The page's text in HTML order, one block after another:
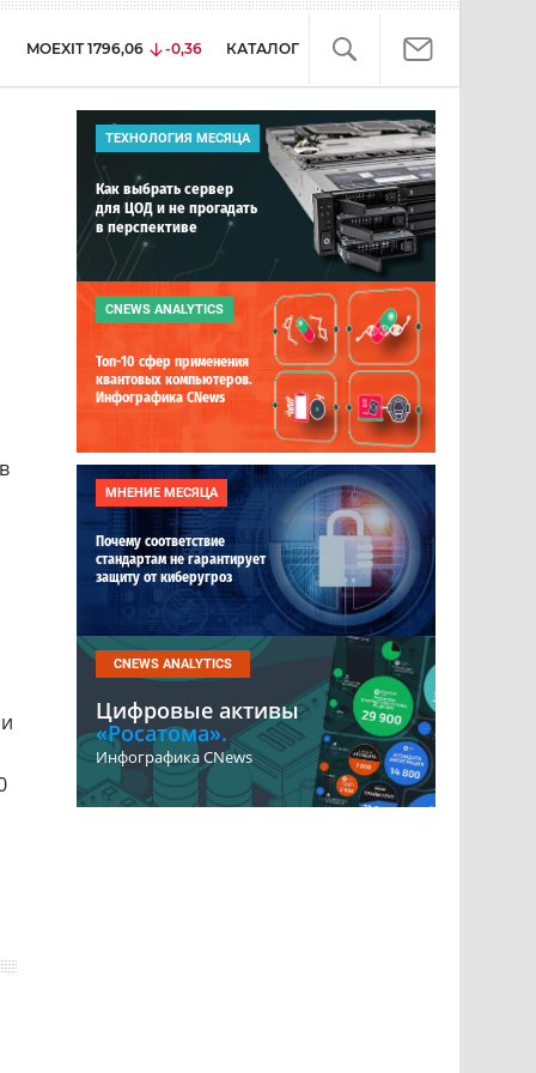
MOEXIT 1796,06 -0,36 КАТАЛОГ
ТЕХНОЛОГИЯ МЕСЯЦА
Как выбрать сервер
для ЦОД и не прогадать
в перспективе
CNEWS ANALYTICS
Топ-10 сфер применения
квантовых компьютеров.
Инфографика CNews
МНЕНИЕ МЕСЯЦА
Почему соответствие
стандартам не гарантирует
защиту от киберугроз
CNEWS ANALYTICS
Цифровые активы
«Росатома».
Инфографика CNews